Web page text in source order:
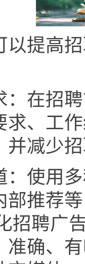
以提高
：在招
求、工
并减少
：使用
部推荐
招聘广
准确、